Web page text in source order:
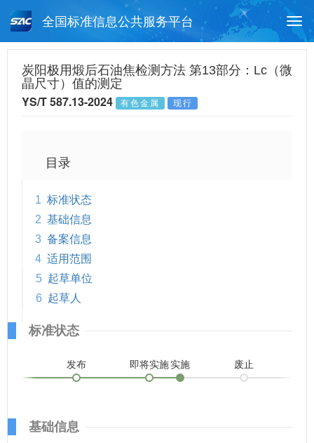
全国标准信息公共服务平台
标准公告查询
炭阳极用煅后石油焦检测方法 第13部分：Lc（微
晶尺寸）值的测定
YS/T 587.13-2024 有色金属 现行
目录
1 标准状态
2 基础信息
3 备案信息
4 适用范围
5 起草单位
6 起草人
标准状态
发布 即将实施实施 废止
基础信息